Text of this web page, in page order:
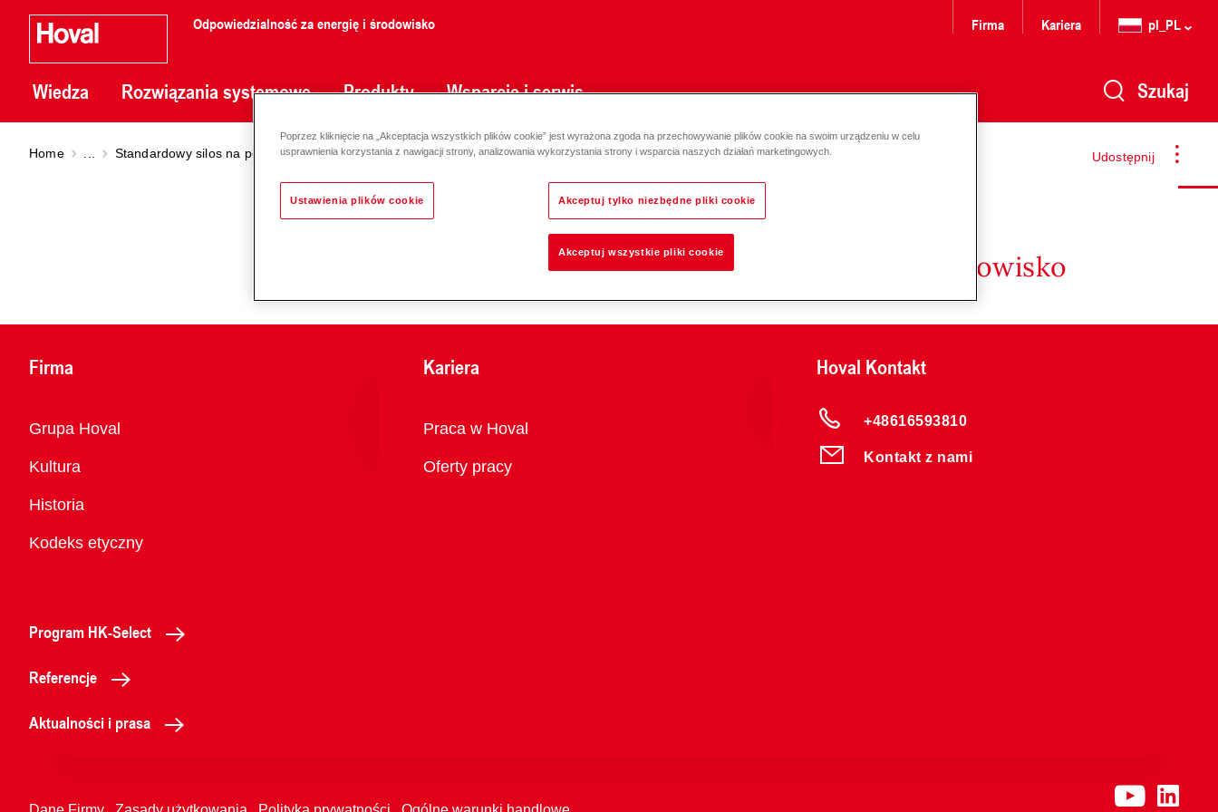
Odpowiedzialność za energię i środowisko
Wiedza Rozwiązania systemowe Produkty Wsparcie i serwis
Firma Kariera pl_PL
Szukaj
Udostępnij
Home Standardowy silos na pelety Standardowy silos na pelety HP....SFA 24x24/1800 - 30x30/2700
Odpowiedzialność za energię i środowisko
Firma
Przegląd
Grupa Hoval
Kultura
Historia
Kodeks etyczny
Kariera
Przegląd
Praca w Hoval
Oferty pracy
Hoval Kontakt
+48616593810
Kontakt z nami
Program HK-Select
Referencje
Aktualności i prasa
Poprzez kliknięcie na „Akceptacja wszystkich plików cookie” jest wyrażona zgoda na przechowywanie plików cookie na swoim urządzeniu w celu
usprawnienia korzystania z nawigacji strony, analizowania wykorzystania strony i wsparcia naszych działań marketingowych.
Ustawienia plików cookie Akceptuj tylko niezbędne pliki cookie
Akceptuj wszystkie pliki cookie